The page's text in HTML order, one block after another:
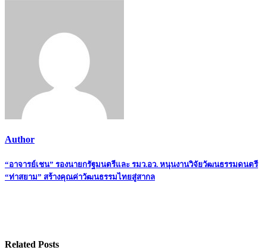
Author
Post
navigation
“อาจารย์เชน” รองนายกรัฐมนตรีและ รมว.อว. หนุนงานวิจัยวัฒนธรรมดนตรี
“ท่าสยาม” สร้างคุณค่าวัฒนธรรมไทยสู่สากล
Related Posts